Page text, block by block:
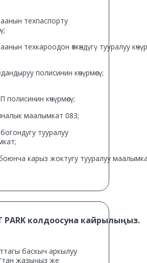
PARK колдоосуна кайрылыңыз.
баскыч аркылуу
жазыңыз же
техпаспорту
полисинин көчүрмөсү;
тууралуу
маалымкат 083;
карыз жоктугу тууралуу
көчүрмөсү;
техкароодон өткөндүгү тууралуу